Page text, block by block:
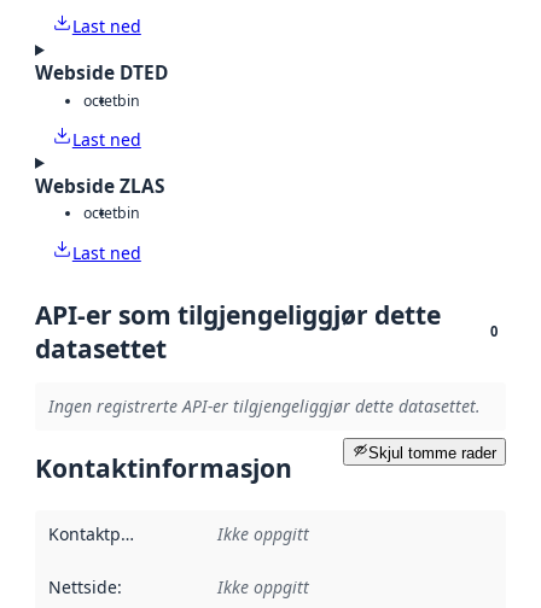
Last ned
Webside DTED
octetbin
Last ned
Webside ZLAS
octetbin
Last ned
API-er som tilgjengeliggjør dette
datasettet
0
Ingen registrerte API-er tilgjengeliggjør dette datasettet.
Skjul tomme rader
Kontaktinformasjon
Kontaktpunkt Ikke oppgitt
Nettside: Ikke oppgitt